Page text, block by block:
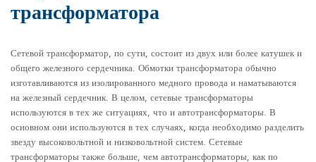
трансформатора
Сетевой трансформатор, по сути, состоит из двух или более катушек и
общего железного сердечника. Обмотки трансформатора обычно
изготавливаются из изолированного медного провода и наматываются
на железный сердечник. В целом, сетевые трансформаторы
используются в тех же ситуациях, что и автотрансформаторы. В
основном они используются в тех случаях, когда необходимо разделить
звезду высоковольтной и низковольтной систем. Сетевые
трансформаторы также больше, чем автотрансформаторы, как по